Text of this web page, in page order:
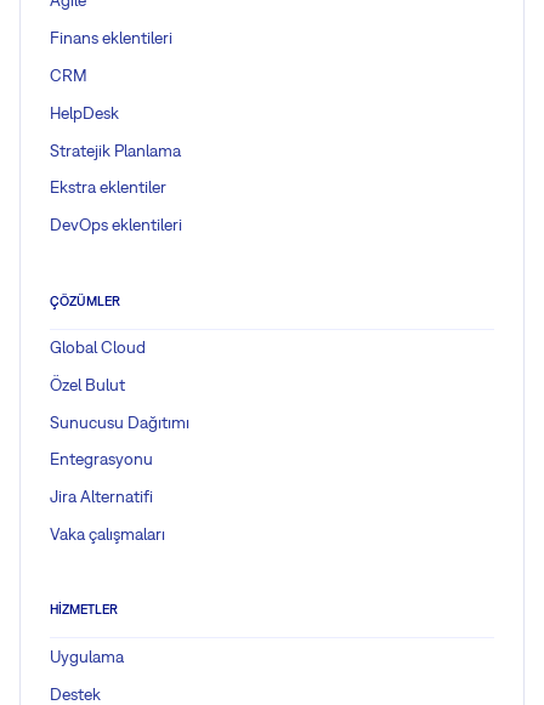
Finans eklentileri
CRM
HelpDesk
Stratejik Planlama
Ekstra eklentiler
DevOps eklentileri
ÇÖZÜMLER
Global Cloud
Özel Bulut
Sunucusu Dağıtımı
Entegrasyonu
Jira Alternatifi
Vaka çalışmaları
HIZMETLER
Uygulama
Destek